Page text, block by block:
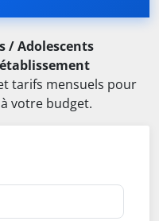
/ Adolescents
tarifs mensuels pour
votre budget.